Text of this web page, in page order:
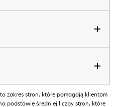
zakres stron, które pomagają klientom
podstawie średniej liczby stron, które